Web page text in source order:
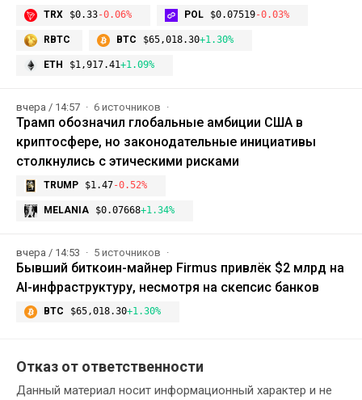
TRX $0.33-0.06% POL $0.07519-0.03%
RBTC BTC $65,018.30+1.30%
ETH $1,917.41+1.09%
вчера / 14:57 6 источников
Трамп обозначил глобальные амбиции США в
криптосфере, но законодательные инициативы
столкнулись с этическими рисками
TRUMP $1.47-0.52%
MELANIA $0.07668+1.34%
вчера / 14:53 5 источников
Бывший биткоин-майнер Firmus привлёк $2 млрд на
AI-инфраструктуру, несмотря на скепсис банков
BTC $65,018.30+1.30%
Отказ от ответственности
Данный материал носит информационный характер и не